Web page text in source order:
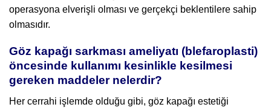
operasyona elverişli olması ve gerçekçi beklentilere sahip
olmasıdır.
Göz kapağı sarkması ameliyatı (blefaroplasti)
öncesinde kullanımı kesinlikle kesilmesi
gereken maddeler nelerdir?
Her cerrahi işlemde olduğu gibi, göz kapağı estetiği